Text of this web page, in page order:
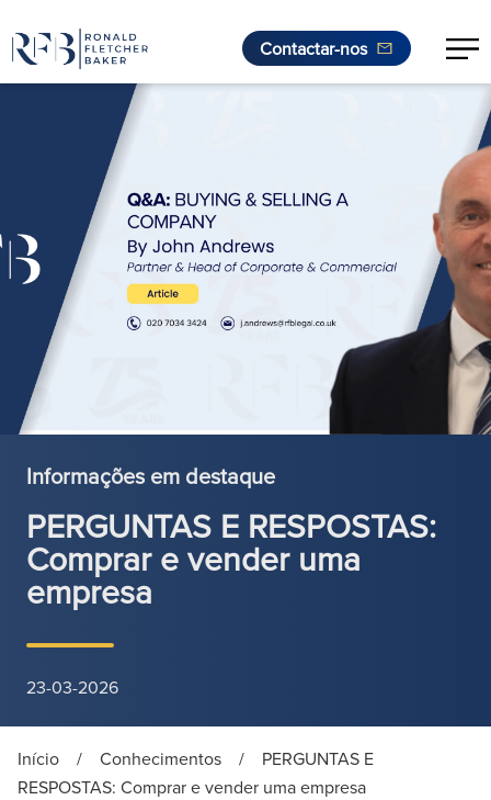
Saltar para o conteúdo
Contactar-nos
Informações em destaque
PERGUNTAS E RESPOSTAS:
Comprar e vender uma
empresa
23-03-2026
Início / Conhecimentos /
PERGUNTAS E
RESPOSTAS: Comprar e vender uma empresa